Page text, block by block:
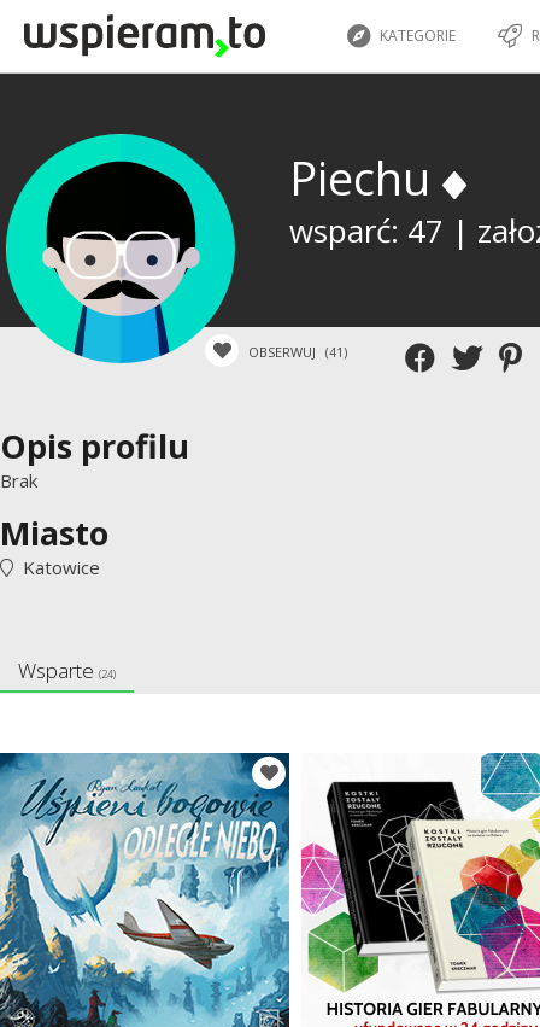
KATEGORIE
Piechu
wsparć: 47 |
OBSERWUJ (41)
Opis profilu
Brak
Miasto
Katowice
Wsparte (24)